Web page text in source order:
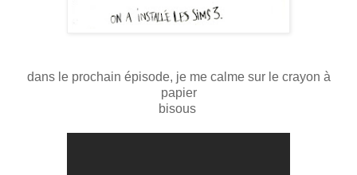
dans le prochain épisode, je me calme sur le crayon à
papier
bisous